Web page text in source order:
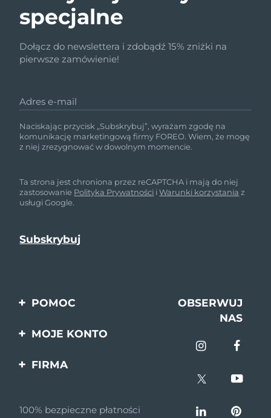
specjalne
Dołącz do newslettera i zdobądź 15% zniżki na
pierwsze zamówienie!
Adres e-mail
Naciskając przycisk „Subskrybuj”, wyrażam zgodę na
komunikację marketingową firmy FOREO. Wiem, że mogę
z niej zrezygnować w dowolnym momencie.
Ta strona jest chroniona przez reCAPTCHA i mają do niej
zastosowanie Polityka Prywatności iWarunki korzystania z
usługi Google.
POMOC
Kontakt
OBSERWUJ
NAS
MOJE KONTO
FIRMA
Program partnerski
100% bezpieczne płatności